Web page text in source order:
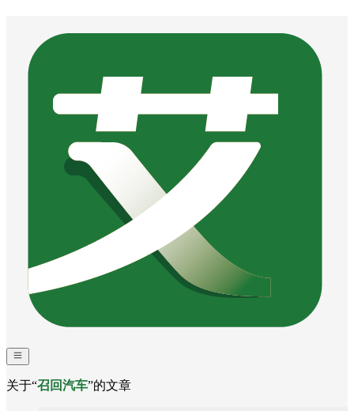
关于“召回汽车”的文章